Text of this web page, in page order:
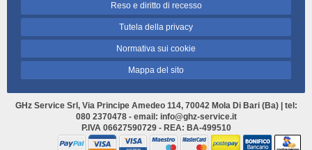
Reso e diritto di recesso
Tutela della privacy
Normativa sui cookie
Mappa del sito
GHz Service Srl, Via Principe Amedeo 114, 70042 Mola Di Bari (Ba) | tel:
080 2370478 - email: info@ghz-service.it
P.IVA 06627590729 - REA: BA-499510